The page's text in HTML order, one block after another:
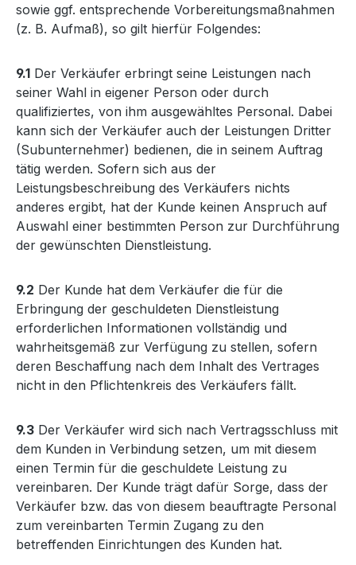
sowie ggf. entsprechende Vorbereitungsmaßnahmen
(z. B. Aufmaß), so gilt hierfür Folgendes:
9.1 Der Verkäufer erbringt seine Leistungen nach
seiner Wahl in eigener Person oder durch
qualifiziertes, von ihm ausgewähltes Personal. Dabei
kann sich der Verkäufer auch der Leistungen Dritter
(Subunternehmer) bedienen, die in seinem Auftrag
tätig werden. Sofern sich aus der
Leistungsbeschreibung des Verkäufers nichts
anderes ergibt, hat der Kunde keinen Anspruch auf
Auswahl einer bestimmten Person zur Durchführung
der gewünschten Dienstleistung.
9.2 Der Kunde hat dem Verkäufer die für die
Erbringung der geschuldeten Dienstleistung
erforderlichen Informationen vollständig und
wahrheitsgemäß zur Verfügung zu stellen, sofern
deren Beschaffung nach dem Inhalt des Vertrages
nicht in den Pflichtenkreis des Verkäufers fällt.
9.3 Der Verkäufer wird sich nach Vertragsschluss mit
dem Kunden in Verbindung setzen, um mit diesem
einen Termin für die geschuldete Leistung zu
vereinbaren. Der Kunde trägt dafür Sorge, dass der
Verkäufer bzw. das von diesem beauftragte Personal
zum vereinbarten Termin Zugang zu den
betreffenden Einrichtungen des Kunden hat.